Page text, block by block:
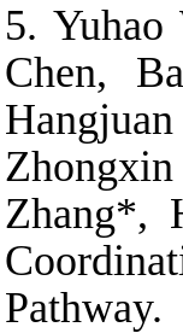
5. Yuhao
Chen,
Zhang*,
Pathway.